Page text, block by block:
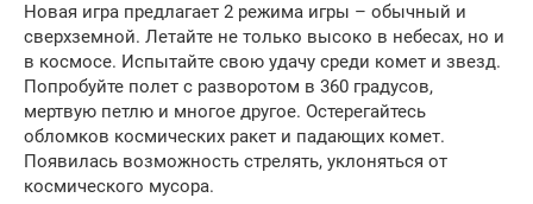
Новая игра предлагает 2 режима игры – обычный и
сверхземной. Летайте не только высоко в небесах, но и
в космосе. Испытайте свою удачу среди комет и звезд.
Попробуйте полет с разворотом в 360 градусов,
мертвую петлю и многое другое. Остерегайтесь
обломков космических ракет и падающих комет.
Появилась возможность стрелять, уклоняться от
космического мусора.